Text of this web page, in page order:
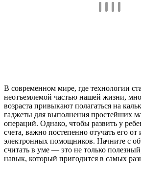
В современном мире, где технологии
неотъемлемой частью нашей жизни,
возраста привыкают полагаться на
гаджеты для выполнения простейших
операций. Однако, чтобы развить у
счета, важно постепенно отучать его от
электронных помощников. Начните с
считать в уме — это не только
навык, который пригодится в самых